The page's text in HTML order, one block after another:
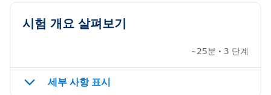
시험 개요 살펴보기
~25분 • 3 단계
세부 사항 표시